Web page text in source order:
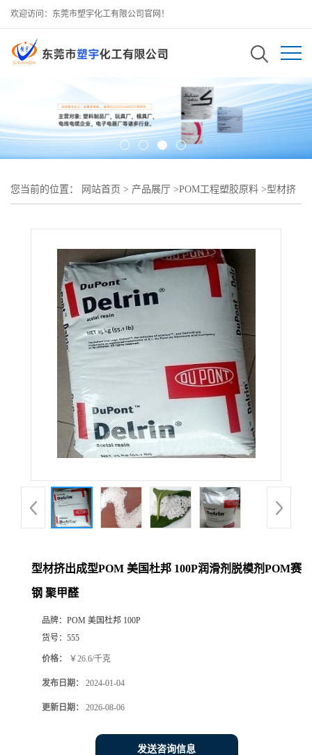
欢迎访问：东莞市塑宇化工有限公司官网！
您当前的位置： 网站首页 > 产品展厅 >POM工程塑胶原料 >型材挤
型材挤出成型POM 美国杜邦 100P润滑剂脱模剂POM赛
钢 聚甲醛
品牌： POM 美国杜邦 100P
货号： 555
价格： ￥26.6/千克
发布日期： 2024-01-04
更新日期： 2026-08-06
发送咨询信息